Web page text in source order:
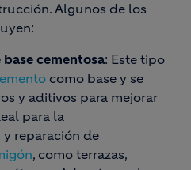
Algunos de los
cementosa: Este tipo
como base y se
y aditivos para mejorar
para la
reparación de
, como terrazas,